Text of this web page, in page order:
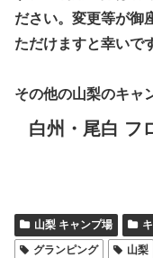
ださい。変更等が御
ただけますと幸いで
その他の山梨のキ
白州・尾白 フ
山梨 キャンプ場
グランピング
山梨